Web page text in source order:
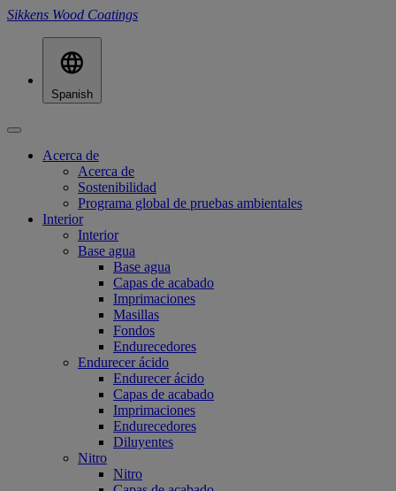
Sikkens Wood Coatings
Spanish
Acerca de
Acerca de
Sostenibilidad
Programa global de pruebas ambientales
Interior
Interior
Base agua
Base agua
Capas de acabado
Imprimaciones
Masillas
Fondos
Endurecedores
Endurecer ácido
Endurecer ácido
Capas de acabado
Imprimaciones
Endurecedores
Diluyentes
Nitro
Nitro